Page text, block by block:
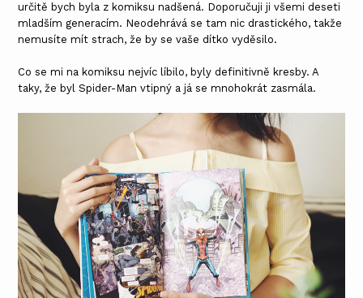
určitě bych byla z komiksu nadšená. Doporučuji ji všemi deseti
mladším generacím. Neodehrává se tam nic drastického, takže
nemusíte mít strach, že by se vaše dítko vyděsilo.
Co se mi na komiksu nejvíc líbilo, byly definitivně kresby. A
taky, že byl Spider-Man vtipný a já se mnohokrát zasmála.